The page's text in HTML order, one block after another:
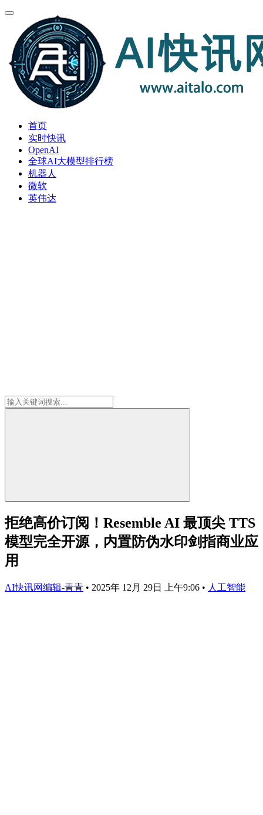
首页
实时快讯
OpenAI
全球AI大模型排行榜
机器人
微软
英伟达
拒绝高价订阅！Resemble AI 最顶尖 TTS
模型完全开源，内置防伪水印剑指商业应
用
AI快讯网编辑-青青 • 2025年 12月 29日 上午9:06 • 人工智能